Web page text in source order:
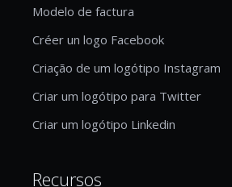
Modelo de factura
Créer un logo Facebook
Criação de um logótipo Instagram
Criar um logótipo para Twitter
Criar um logótipo Linkedin
Recursos